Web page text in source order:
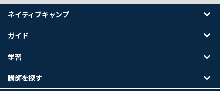
ネイティブキャンプ
ガイド
学習
講師を探す